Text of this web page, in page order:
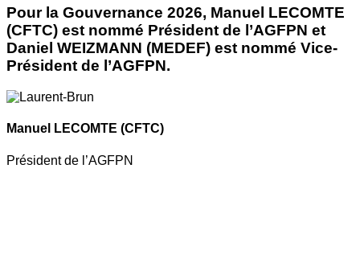
Pour la Gouvernance 2026, Manuel LECOMTE
(CFTC) est nommé Président de l’AGFPN et
Daniel WEIZMANN (MEDEF) est nommé Vice-
Président de l’AGFPN.
Manuel LECOMTE (CFTC)
Président de l’AGFPN